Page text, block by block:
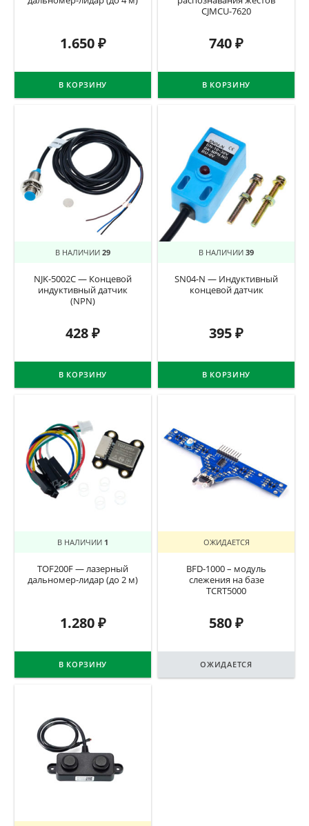
1.650₽
В КОРЗИНУ
CJMCU-7620
740₽
В КОРЗИНУ
В НАЛИЧИИ 29
NJK-5002C — Концевой
индуктивный датчик
(NPN)
428₽
В КОРЗИНУ
В НАЛИЧИИ 39
SN04-N — Индуктивный
концевой датчик
395₽
В КОРЗИНУ
В НАЛИЧИИ 1
TOF200F — лазерный
дальномер-лидар (до 2 м)
1.280₽
В КОРЗИНУ
ОЖИДАЕТСЯ
BFD-1000 – модуль
слежения на базе
TCRT5000
580₽
ОЖИДАЕТСЯ